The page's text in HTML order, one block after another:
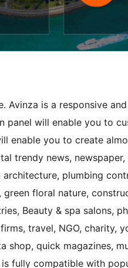
Avinza is a responsive
panel will enable you to
enable you to create
trendy news,
plumbing
floral nature,
Beauty & spa salons,
travel, NGO, charity,
shop, quick magazines,
fully compatible with